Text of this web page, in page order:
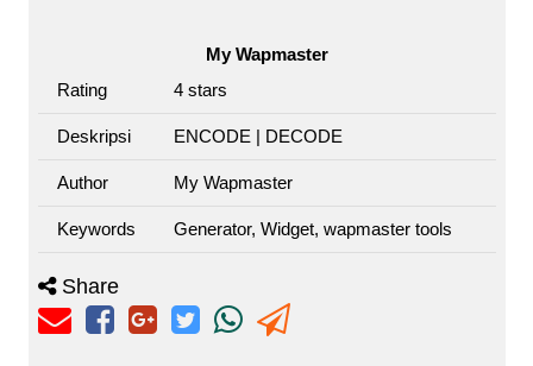
My Wapmaster
Rating
4 stars
Deskripsi ENCODE | DECODE
Author My Wapmaster
Keywords Generator, Widget, wapmaster tools
Share